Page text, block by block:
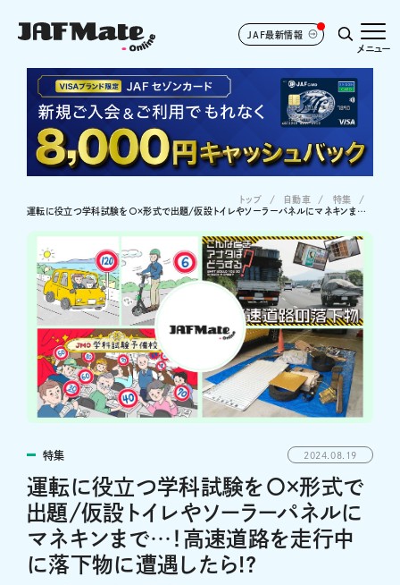
JAF最新情報
メニュー
トップ 自動車
特集
運転に役立つ学科試験を〇×形式で出題/仮設トイレやソーラーパネルにマネキンまで…！高速道路を走行中に落下物に遭遇したら!?
特集 2024.08.19
運転に役立つ学科試験を〇×形式で
出題/仮設トイレやソーラーパネルに
マネキンまで…！高速道路を走行中
に落下物に遭遇したら!?